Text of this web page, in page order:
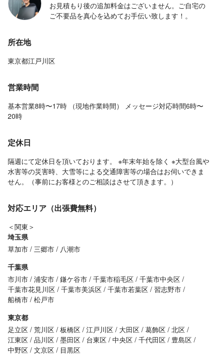
お見積もり後の追加料金はございません。ご自宅の
ご不要品を真心を込めてお手伝い致します！。
所在地
東京都江戸川区
営業時間
基本営業8時〜17時 （現地作業時間） メッセージ対応時間6時〜
20時
定休日
隔週にて定休日を頂いております。 ※年末年始を除く ※大型台風や
水害等の災害時、大雪等による交通障害等の場合はお伺いできま
せん。（事前にお客様とのご相談はさせて頂きます。）
対応エリア（出張費無料）
＜関東＞
埼玉県
草加市 三郷市
八潮市
千葉県
市川市 浦安市 鎌ケ谷市 千葉市稲毛区 千葉市中央区
千葉市花見川区 千葉市美浜区 千葉市若葉区
習志野市
船橋市 松戸市
東京都
足立区 荒川区 板橋区 江戸川区 大田区 葛飾区 北区
江東区 品川区 墨田区 台東区 中央区 千代田区
豊島区
中野区 文京区
目黒区